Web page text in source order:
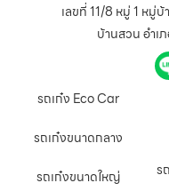
เลขที่ 11/8 หมู่ 1 หมู่
บ้านสวน อำเ
รถเก๋ง Eco Car
รถเก๋งขนาดกลาง
รถเก๋งขนาดใหญ่
ร